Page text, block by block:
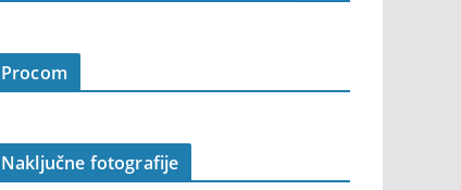
Procom
Naključne fotografije